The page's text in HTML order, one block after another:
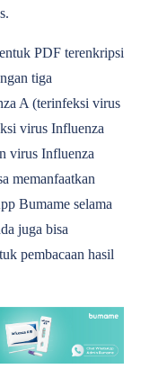
PDF terenkripsi
tiga
A (terinfeksi virus
virus Influenza
virus Influenza
memanfaatkan
Bumame selama
juga bisa
pembacaan hasil